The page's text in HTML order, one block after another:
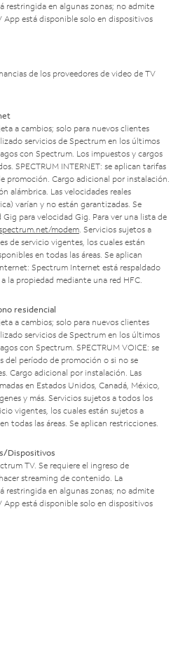
restringida en algunas zonas; no admite
App está disponible solo en dispositivos
de los proveedores de video de TV
a cambios; solo para nuevos clientes
servicios de Spectrum en los últimos
con Spectrum. Los impuestos y cargos
SPECTRUM INTERNET: se aplican tarifas
promoción. Cargo adicional por instalación.
alámbrica. Las velocidades reales
varían y no están garantizadas. Se
para velocidad Gig. Para ver una lista de
modem. Servicios sujetos a
de servicio vigentes, los cuales están
en todas las áreas. Se aplican
Spectrum Internet está respaldado
la propiedad mediante una red HFC.
residencial
a cambios; solo para nuevos clientes
servicios de Spectrum en los últimos
con Spectrum. SPECTRUM VOICE: se
del período de promoción o si no se
Cargo adicional por instalación. Las
en Estados Unidos, Canadá, México,
y más. Servicios sujetos a todos los
vigentes, los cuales están sujetos a
todas las áreas. Se aplican restricciones.
Dispositivos
TV. Se requiere el ingreso de
streaming de contenido. La
restringida en algunas zonas; no admite
App está disponible solo en dispositivos